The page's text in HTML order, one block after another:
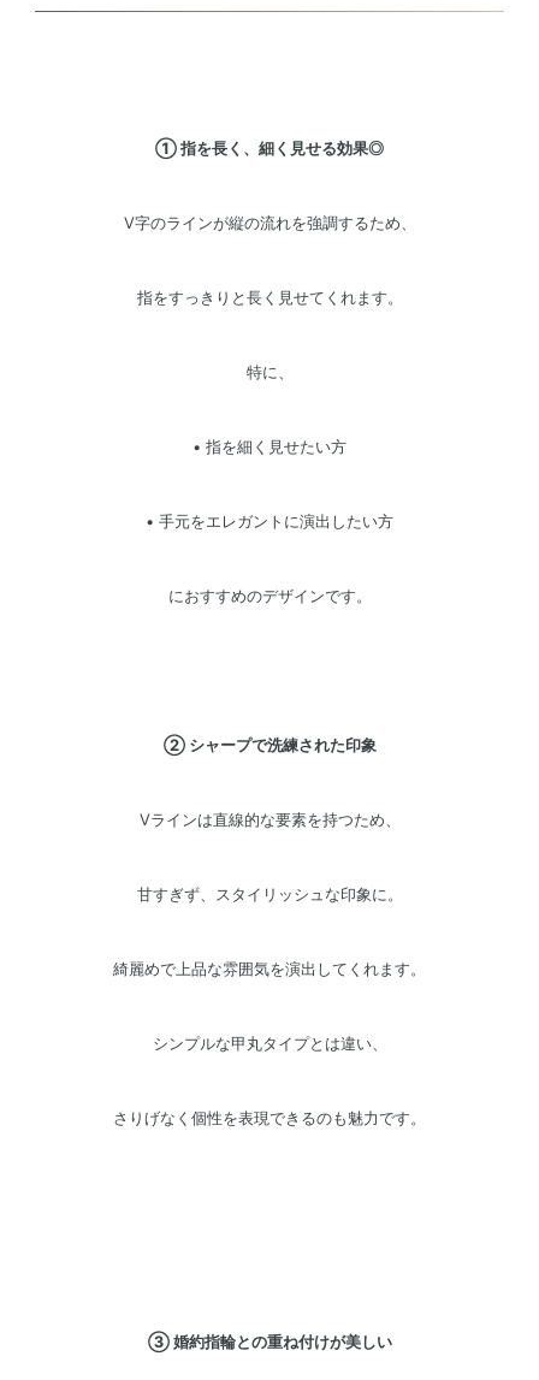
① 指を長く、細く見せる効果◎
V字のラインが縦の流れを強調するため、
指をすっきりと長く見せてくれます。
特に、
• 指を細く見せたい方
• 手元をエレガントに演出したい方
におすすめのデザインです。
② シャープで洗練された印象
Vラインは直線的な要素を持つため、
甘すぎず、スタイリッシュな印象に。
綺麗めで上品な雰囲気を演出してくれます。
シンプルな甲丸タイプとは違い、
さりげなく個性を表現できるのも魅力です。
③ 婚約指輪との重ね付けが美しい